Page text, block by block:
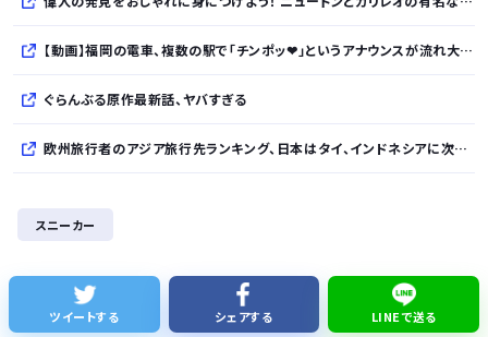
【動画】福岡の電車、複数の駅で「チンポッ❤」というアナウンスが流れ大騒ぎwwwwwwwww
ぐらんぶる原作最新話、ヤバすぎる
欧州旅行者のアジア旅行先ランキング、日本はタイ、インドネシアに次いで3位ランクイン アゴダ調べ
【知ってた】中国製ルーター20機種にバックドア 外部から完全制御
スニーカー
ツイートする シェアする LINEで送る